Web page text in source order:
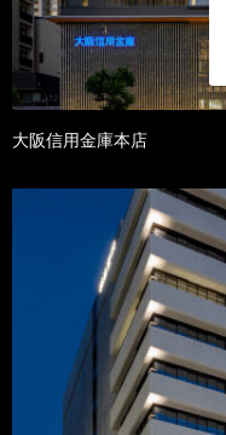
大阪信用金庫本店